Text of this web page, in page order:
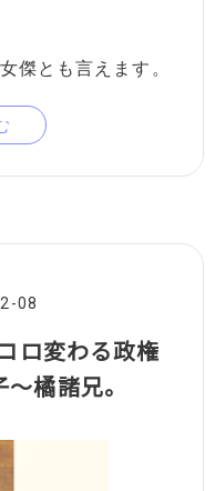
傑とも言えます。
08
ロ変わる政権
橘諸兄。